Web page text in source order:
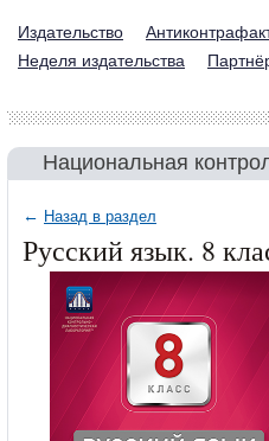
Издательство
Неделя издательства
Национальная
← Назад в раздел
Русский язык. 8